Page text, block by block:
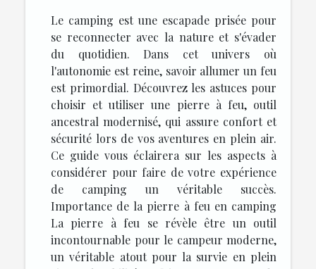
Le camping est une escapade prisée pour
se reconnecter avec la nature et s'évader
du quotidien. Dans cet univers où
l'autonomie est reine, savoir allumer un feu
est primordial. Découvrez les astuces pour
choisir et utiliser une pierre à feu, outil
ancestral modernisé, qui assure confort et
sécurité lors de vos aventures en plein air.
Ce guide vous éclairera sur les aspects à
considérer pour faire de votre expérience
de camping un véritable succès.
Importance de la pierre à feu en camping
La pierre à feu se révèle être un outil
incontournable pour le campeur moderne,
un véritable atout pour la survie en plein